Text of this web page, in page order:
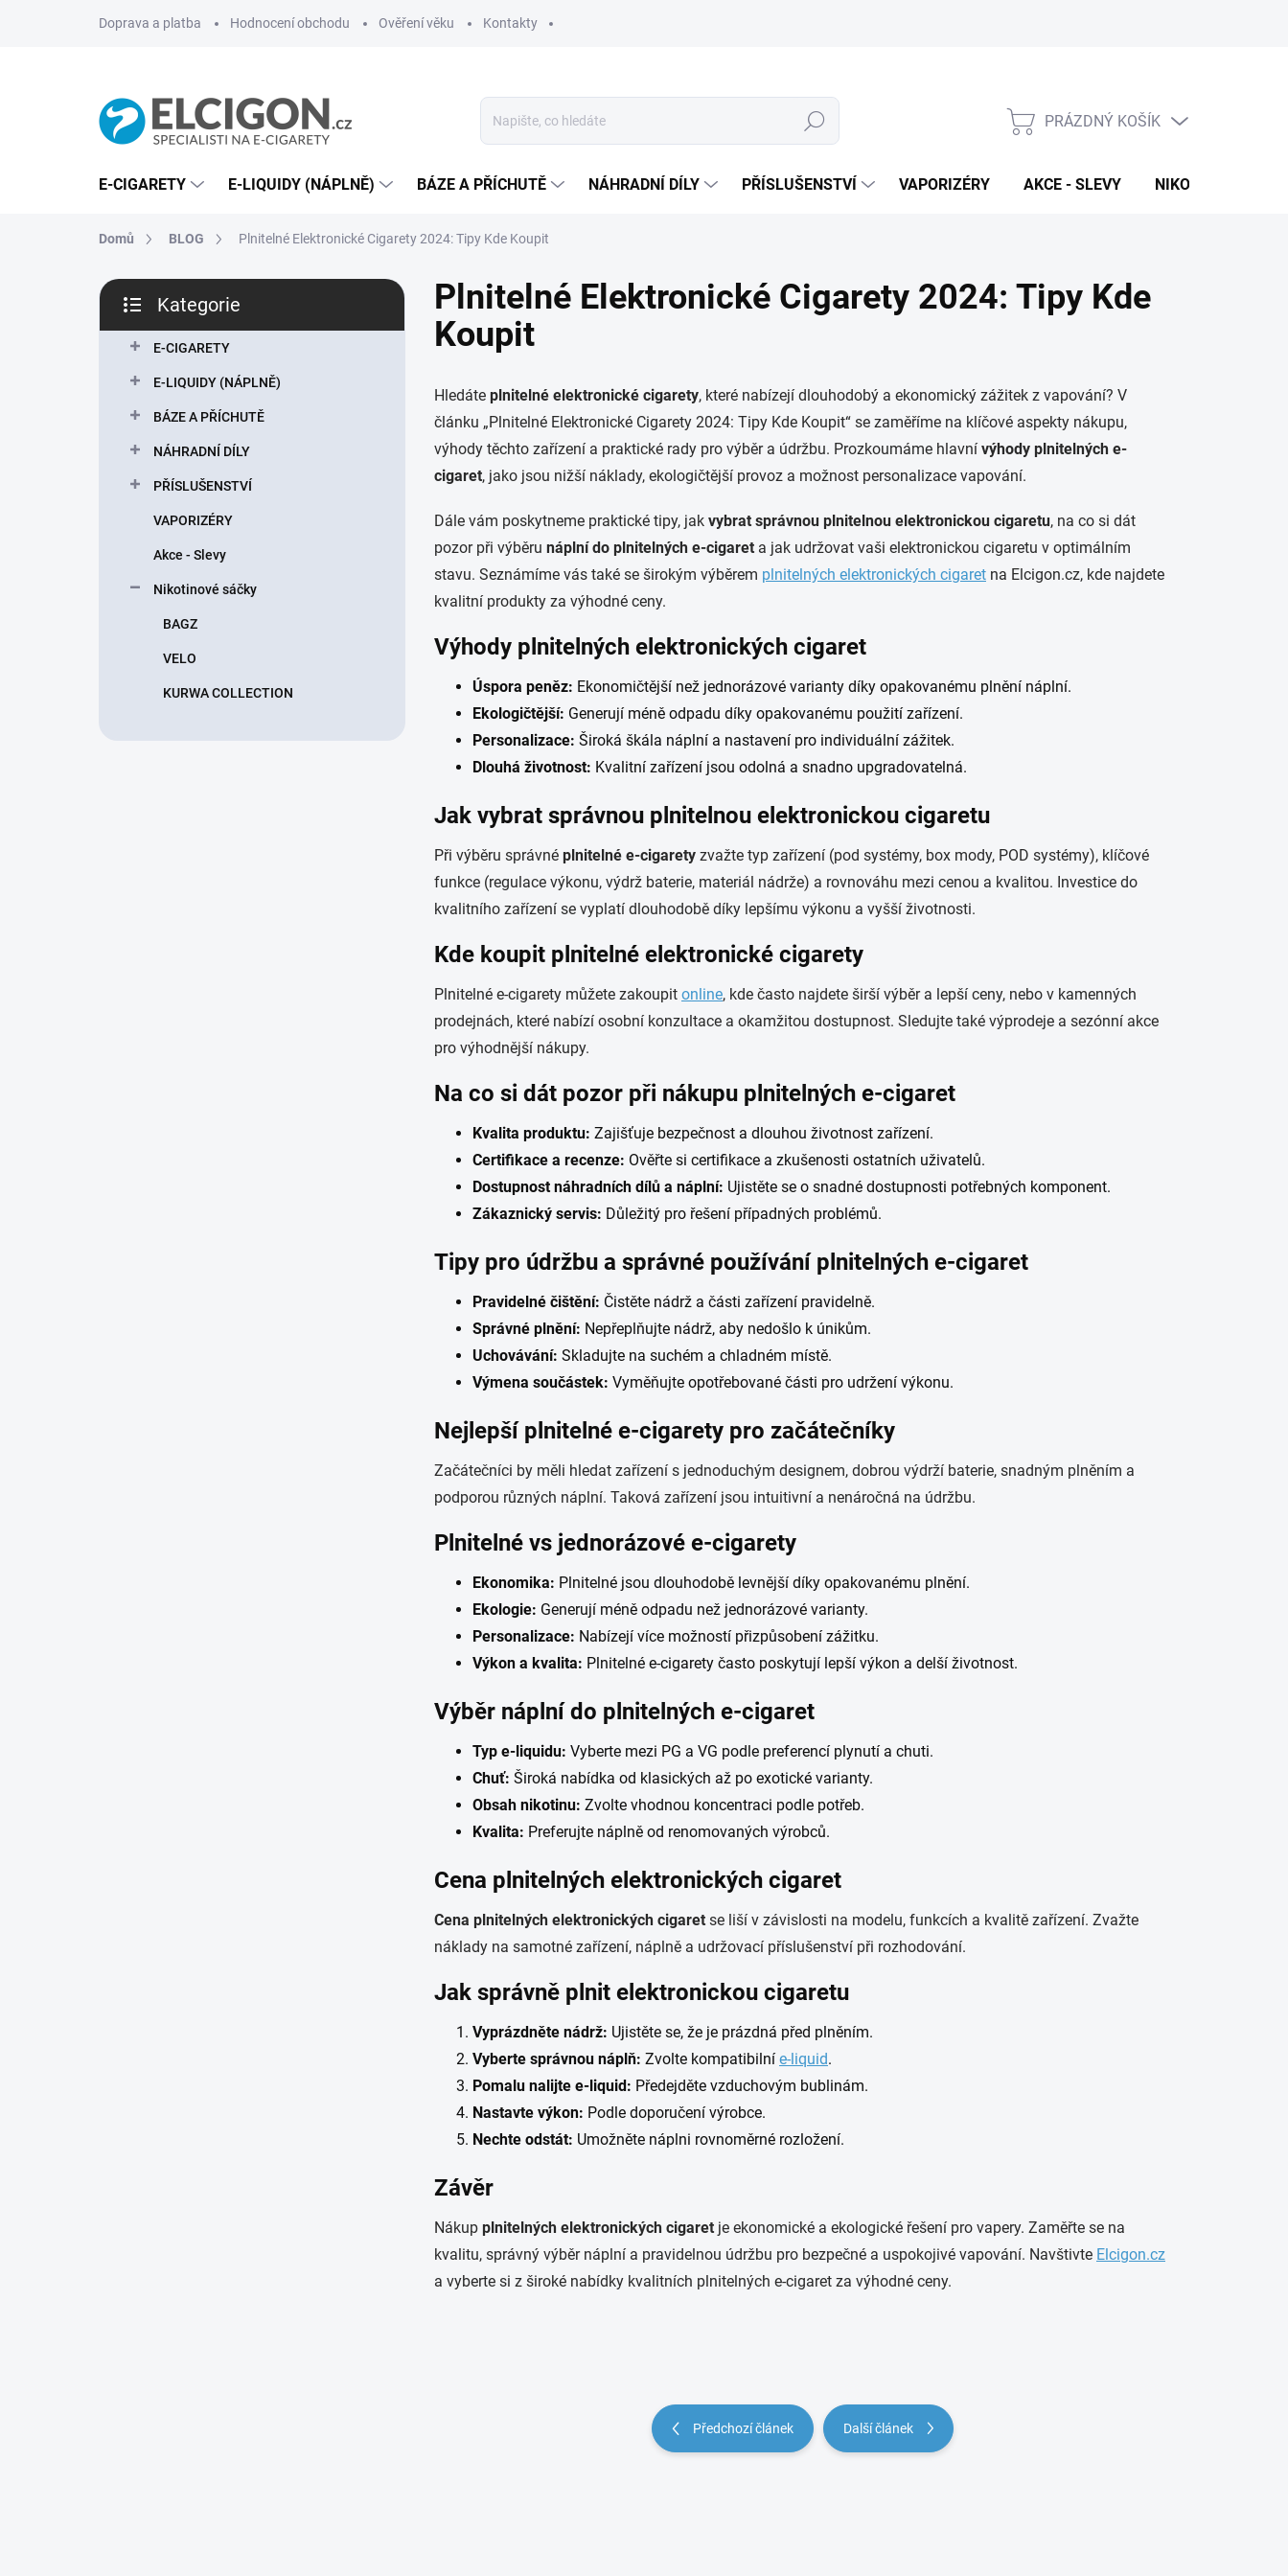
Doprava a platba Hodnocení obchodu Ověření věku Kontakty
Hledat
NÁKUPNÍ
PRÁZDNÝ KOŠÍK
E-CIGARETY E-LIQUIDY (NÁPLNĚ) BÁZE A PŘÍCHUTĚ NÁHRADNÍ DÍLY PŘÍSLUŠENSTVÍ VAPORIZÉRY AKCE - SLEVY NIKOTINOVÉ
Domů BLOG Plnitelné Elektronické Cigarety 2024: Tipy Kde Koupit
P
s
kategorie
Kategorie
E-CIGARETY
E-LIQUIDY (NÁPLNĚ)
BÁZE A PŘÍCHUTĚ
NÁHRADNÍ DÍLY
PŘÍSLUŠENSTVÍ
VAPORIZÉRY
Akce - Slevy
Nikotinové sáčky
BAGZ
VELO
KURWA COLLECTION
Plnitelné Elektronické Cigarety 2024: Tipy Kde
Koupit
Hledáte plnitelné elektronické cigarety, které nabízejí dlouhodobý a ekonomický zážitek z vapování? V
článku „Plnitelné Elektronické Cigarety 2024: Tipy Kde Koupit“ se zaměříme na klíčové aspekty nákupu,
výhody těchto zařízení a praktické rady pro výběr a údržbu. Prozkoumáme hlavní výhody plnitelných e-
cigaret, jako jsou nižší náklady, ekologičtější provoz a možnost personalizace vapování.
Dále vám poskytneme praktické tipy, jak vybrat správnou plnitelnou elektronickou cigaretu, na co si dát
pozor při výběru náplní do plnitelných e-cigaret a jak udržovat vaši elektronickou cigaretu v optimálním
stavu. Seznámíme vás také se širokým výběrem plnitelných elektronických cigaret na Elcigon.cz, kde najdete
kvalitní produkty za výhodné ceny.
Výhody plnitelných elektronických cigaret
Úspora peněz: Ekonomičtější než jednorázové varianty díky opakovanému plnění náplní.
Ekologičtější: Generují méně odpadu díky opakovanému použití zařízení.
Personalizace: Široká škála náplní a nastavení pro individuální zážitek.
Dlouhá životnost: Kvalitní zařízení jsou odolná a snadno upgradovatelná.
Jak vybrat správnou plnitelnou elektronickou cigaretu
Při výběru správné plnitelné e-cigarety zvažte typ zařízení (pod systémy, box mody, POD systémy), klíčové
funkce (regulace výkonu, výdrž baterie, materiál nádrže) a rovnováhu mezi cenou a kvalitou. Investice do
kvalitního zařízení se vyplatí dlouhodobě díky lepšímu výkonu a vyšší životnosti.
Kde koupit plnitelné elektronické cigarety
Plnitelné e-cigarety můžete zakoupit online, kde často najdete širší výběr a lepší ceny, nebo v kamenných
prodejnách, které nabízí osobní konzultace a okamžitou dostupnost. Sledujte také výprodeje a sezónní akce
pro výhodnější nákupy.
Na co si dát pozor při nákupu plnitelných e-cigaret
Kvalita produktu: Zajišťuje bezpečnost a dlouhou životnost zařízení.
Certifikace a recenze: Ověřte si certifikace a zkušenosti ostatních uživatelů.
Dostupnost náhradních dílů a náplní: Ujistěte se o snadné dostupnosti potřebných komponent.
Zákaznický servis: Důležitý pro řešení případných problémů.
Tipy pro údržbu a správné používání plnitelných e-cigaret
Pravidelné čištění: Čistěte nádrž a části zařízení pravidelně.
Správné plnění: Nepřeplňujte nádrž, aby nedošlo k únikům.
Uchovávání: Skladujte na suchém a chladném místě.
Výmena součástek: Vyměňujte opotřebované části pro udržení výkonu.
Nejlepší plnitelné e-cigarety pro začátečníky
Začátečníci by měli hledat zařízení s jednoduchým designem, dobrou výdrží baterie, snadným plněním a
podporou různých náplní. Taková zařízení jsou intuitivní a nenáročná na údržbu.
Plnitelné vs jednorázové e-cigarety
Ekonomika: Plnitelné jsou dlouhodobě levnější díky opakovanému plnění.
Ekologie: Generují méně odpadu než jednorázové varianty.
Personalizace: Nabízejí více možností přizpůsobení zážitku.
Výkon a kvalita: Plnitelné e-cigarety často poskytují lepší výkon a delší životnost.
Výběr náplní do plnitelných e-cigaret
Typ e-liquidu: Vyberte mezi PG a VG podle preferencí plynutí a chuti.
Chuť: Široká nabídka od klasických až po exotické varianty.
Obsah nikotinu: Zvolte vhodnou koncentraci podle potřeb.
Kvalita: Preferujte náplně od renomovaných výrobců.
Cena plnitelných elektronických cigaret
Cena plnitelných elektronických cigaret se liší v závislosti na modelu, funkcích a kvalitě zařízení. Zvažte
náklady na samotné zařízení, náplně a udržovací příslušenství při rozhodování.
Jak správně plnit elektronickou cigaretu
Vyprázdněte nádrž: Ujistěte se, že je prázdná před plněním.
Vyberte správnou náplň: Zvolte kompatibilní e-liquid.
Pomalu nalijte e-liquid: Předejděte vzduchovým bublinám.
Nastavte výkon: Podle doporučení výrobce.
Nechte odstát: Umožněte náplni rovnoměrné rozložení.
Závěr
Nákup plnitelných elektronických cigaret je ekonomické a ekologické řešení pro vapery. Zaměřte se na
kvalitu, správný výběr náplní a pravidelnou údržbu pro bezpečné a uspokojivé vapování. Navštivte Elcigon.cz
a vyberte si z široké nabídky kvalitních plnitelných e-cigaret za výhodné ceny.
Předchozí článek Další článek